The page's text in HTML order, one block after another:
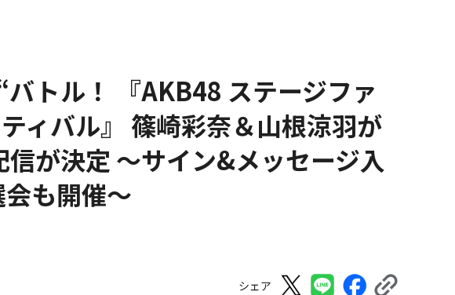
トル！ 『AKB48 ステージファ
ィバル』 篠崎彩奈＆山根涼羽が
が決定 ～サイン&メッセージ入
も開催～
シェア